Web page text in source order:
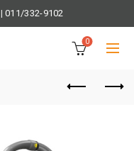
|011/332-9102
0